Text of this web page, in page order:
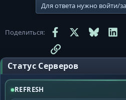
Для ответа нужно войти/
Поделиться: Facebook Bluesky
Ссылка
Статус Серверов
REFRESH